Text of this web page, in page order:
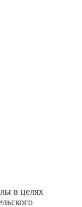
в целях